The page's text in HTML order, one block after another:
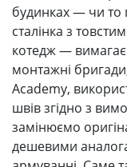
будинках — чи то
сталінка з
котедж —
монтажні
Academy,
швів згідно з
замінюємо
дешевими